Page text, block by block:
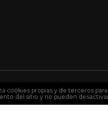
cookies propias y de terceros
del sitio y no pueden